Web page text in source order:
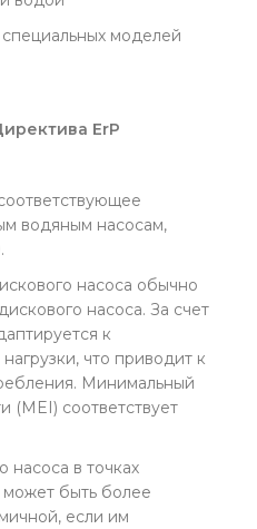
специальных моделей
ErP
водяным насосам,
насоса обычно
насоса. За счет
к
что приводит к
Минимальный
(MEI) соответствует
насоса в точках
быть более
если им